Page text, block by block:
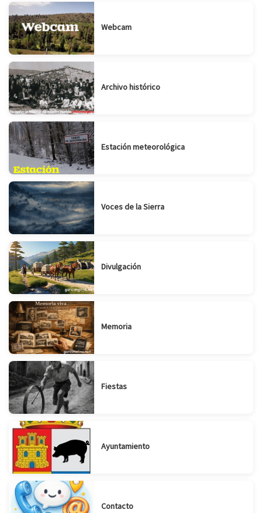
Webcam
Archivo histórico
Estación meteorológica
Voces de la Sierra
Divulgación
Memoria
Fiestas
Ayuntamiento
Contacto